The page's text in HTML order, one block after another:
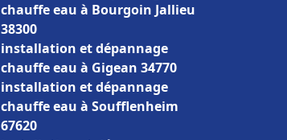
chauffe eau à Bourgoin Jallieu
38300
installation et dépannage
chauffe eau à Gigean 34770
installation et dépannage
chauffe eau à Soufflenheim
67620